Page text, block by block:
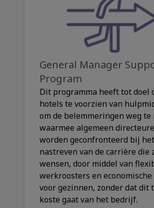
General Manager
Program
Dit programma heeft tot doel
hotels te voorzien van
om de belemmeringen weg te
waarmee algemeen
worden geconfronteerd bij het
nastreven van de carrière die
wensen, door middel van
werkroosters en
voor gezinnen, zonder dat dit
koste gaat van het bedrijf.